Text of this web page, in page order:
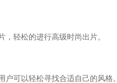
轻松的进行高级时尚出片。
可以轻松寻找合适自己的风格。